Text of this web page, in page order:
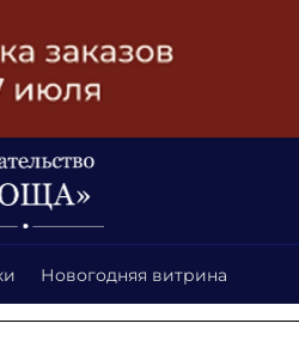
Новогодняя витрина